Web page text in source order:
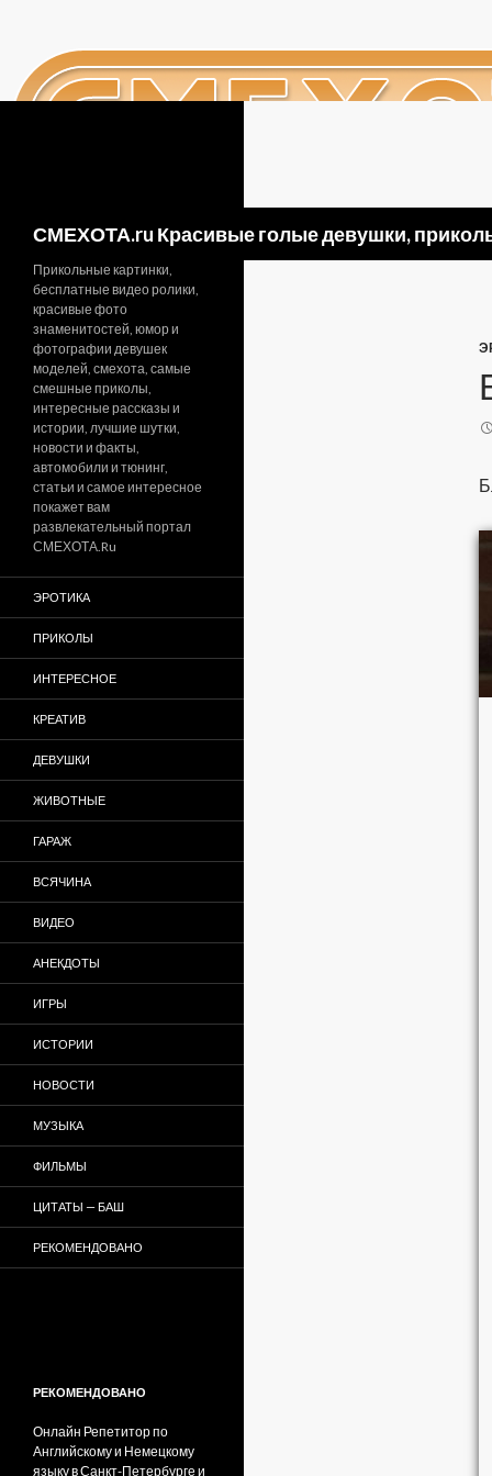
СМЕХОТА.ru Красивые голые девушки,
Прикольные картинки,
бесплатные видео ролики,
красивые фото
знаменитостей, юмор и
фотографии девушек
моделей, смехота, самые
смешные приколы,
интересные рассказы и
истории, лучшие шутки,
новости и факты,
автомобили и тюнинг,
статьи и самое интересное
покажет вам
развлекательный портал
СМЕХОТА.Ru
ЭРОТИКА
ПРИКОЛЫ
ИНТЕРЕСНОЕ
КРЕАТИВ
ДЕВУШКИ
ЖИВОТНЫЕ
ГАРАЖ
ВСЯЧИНА
ВИДЕО
АНЕКДОТЫ
ИГРЫ
ИСТОРИИ
НОВОСТИ
МУЗЫКА
ФИЛЬМЫ
ЦИТАТЫ — БАШ
РЕКОМЕНДОВАНО
РЕКОМЕНДОВАНО
Онлайн Репетитор по
Английскому и Немецкому
языку в Санкт-Петербурге и